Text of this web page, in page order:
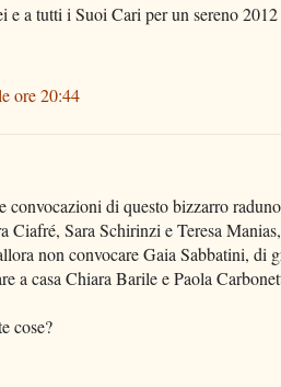
e a tutti i Suoi Cari per un sereno
ore 20:44
convocazioni di questo bizzarro
Ciafré, Sara Schirinzi e Teresa
non convocare Gaia Sabbatini,
a casa Chiara Barile e Paola
cose?